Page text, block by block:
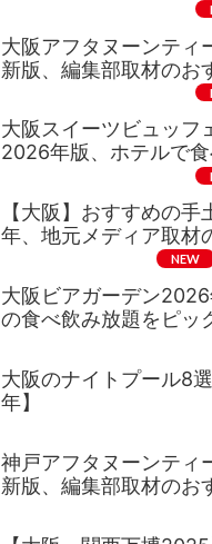
大阪アフタヌーンティ
新版、編集部取材のお
大阪スイーツビュッフ
2026年版、ホテルで
【大阪】おすすめの
年、地元メディア取材
NEW
大阪ビアガーデン
の食べ飲み放題をピッ
大阪のナイトプール8
年】
神戸アフタヌーンティ
新版、編集部取材のお